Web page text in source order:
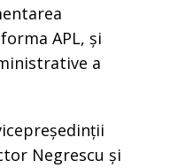
APL, și
a
Negrescu și